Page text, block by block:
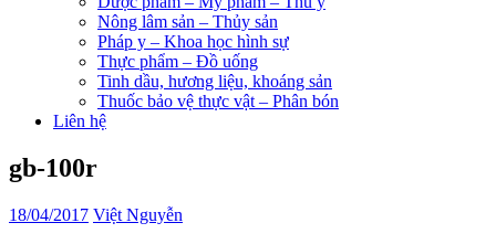
Nông lâm sản – Thủy sản
Pháp y – Khoa học hình sự
Thực phẩm – Đồ uống
Tinh dầu, hương liệu, khoáng sản
Thuốc bảo vệ thực vật – Phân bón
Liên hệ
gb-100r
18/04/2017 Việt Nguyễn